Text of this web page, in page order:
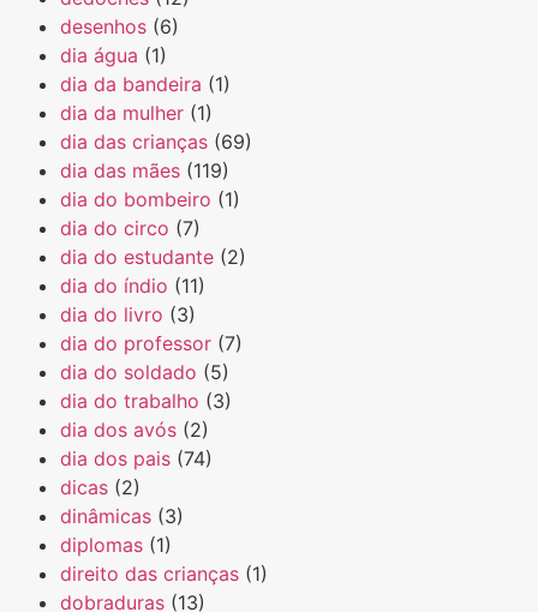
desenhos (6)
dia água (1)
dia da bandeira (1)
dia da mulher (1)
dia das crianças (69)
dia das mães (119)
dia do bombeiro (1)
dia do circo (7)
dia do estudante (2)
dia do índio (11)
dia do livro (3)
dia do professor (7)
dia do soldado (5)
dia do trabalho (3)
dia dos avós (2)
dia dos pais (74)
dicas (2)
dinâmicas (3)
diplomas (1)
direito das crianças (1)
dobraduras (13)